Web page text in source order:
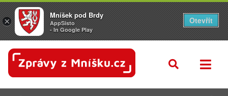
×
Mníšek pod Brdy
AppSisto
- In Google Play
Otevřít